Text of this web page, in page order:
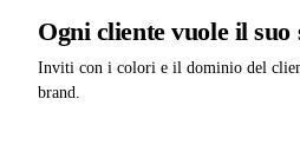
Ogni cliente vuole il suo
Inviti con i colori e il dominio del
brand.